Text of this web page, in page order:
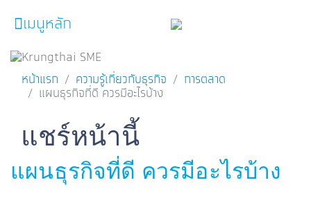
หน้าหลัก
ผลิตภัณฑ์และบริการ
โปรโมชั่น
ความรู้เกี่ยวกับธุรกิจ
SME Focus Magazine
เมนูหลัก
หน้าแรก ความรู้เกี่ยวกับธุรกิจ
การตลาด
แผนธุรกิจที่ดี ควรมีอะไรบ้าง
แชร์หน้านี้
Facebook
แผนธุรกิจที่ดี ควรมีอะไรบ้าง